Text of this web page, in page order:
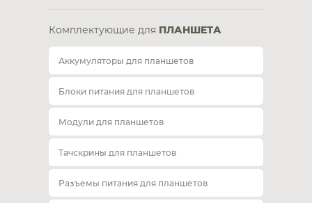
Комплектующие для ПЛАНШЕТА
Аккумуляторы для планшетов
Блоки питания для планшетов
Модули для планшетов
Тачскрины для планшетов
Разъемы питания для планшетов